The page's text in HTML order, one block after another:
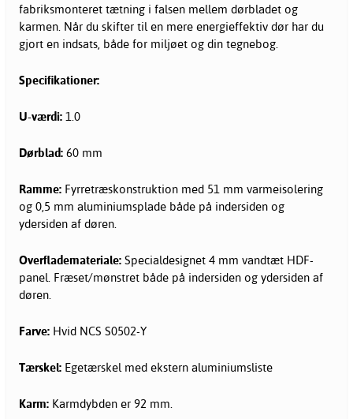
fabriksmonteret tætning i falsen mellem dørbladet og
karmen. Når du skifter til en mere energieffektiv dør har du
gjort en indsats, både for miljøet og din tegnebog.
Specifikationer:
U-værdi: 1.0
Dørblad: 60 mm
Ramme: Fyrretræskonstruktion med 51 mm varmeisolering
og 0,5 mm aluminiumsplade både på indersiden og
ydersiden af døren.
Overflademateriale: Specialdesignet 4 mm vandtæt HDF-
panel. Fræset/mønstret både på indersiden og ydersiden af
døren.
Farve: Hvid NCS S0502-Y
Tærskel: Egetærskel med ekstern aluminiumsliste
Karm: Karmdybden er 92 mm.